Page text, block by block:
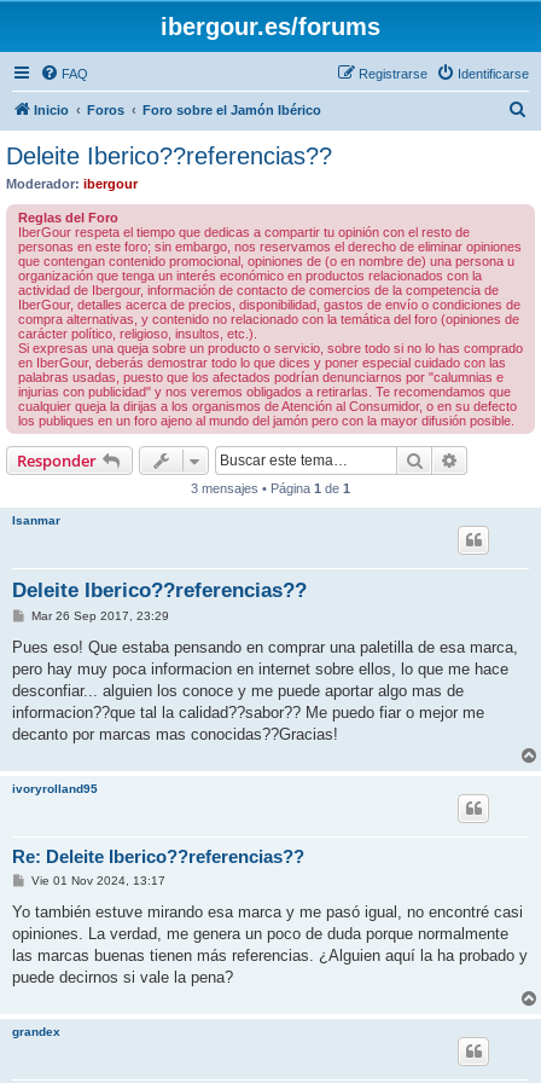
ibergour.es/forums
FAQ Identificarse
Registrarse
Inicio Foros Foro sobre el Jamón Ibérico
Deleite Iberico??referencias??
Moderador: ibergour
Reglas del Foro
IberGour respeta el tiempo que dedicas a compartir tu opinión con el resto de
personas en este foro; sin embargo, nos reservamos el derecho de eliminar opiniones
que contengan contenido promocional, opiniones de (o en nombre de) una persona u
organización que tenga un interés económico en productos relacionados con la
actividad de Ibergour, información de contacto de comercios de la competencia de
IberGour, detalles acerca de precios, disponibilidad, gastos de envío o condiciones de
compra alternativas, y contenido no relacionado con la temática del foro (opiniones de
carácter político, religioso, insultos, etc.).
Si expresas una queja sobre un producto o servicio, sobre todo si no lo has comprado
en IberGour, deberás demostrar todo lo que dices y poner especial cuidado con las
palabras usadas, puesto que los afectados podrían denunciarnos por "calumnias e
injurias con publicidad" y nos veremos obligados a retirarlas. Te recomendamos que
cualquier queja la dirijas a los organismos de Atención al Consumidor, o en su defecto
los publiques en un foro ajeno al mundo del jamón pero con la mayor difusión posible.
Responder Buscar
3 mensajes • Página 1 de 1
Isanmar
Deleite Iberico??referencias??
M
n
a
j
Mar 26 Sep 2017, 23:29
Pues eso! Que estaba pensando en comprar una paletilla de esa marca,
pero hay muy poca informacion en internet sobre ellos, lo que me hace
desconfiar... alguien los conoce y me puede aportar algo mas de
informacion??que tal la calidad??sabor?? Me puedo fiar o mejor me
decanto por marcas mas conocidas??Gracias!
ivoryrolland95
Re: Deleite Iberico??referencias??
M
n
a
j
Vie 01 Nov 2024, 13:17
Yo también estuve mirando esa marca y me pasó igual, no encontré casi
opiniones. La verdad, me genera un poco de duda porque normalmente
las marcas buenas tienen más referencias. ¿Alguien aquí la ha probado y
puede decirnos si vale la pena?
grandex